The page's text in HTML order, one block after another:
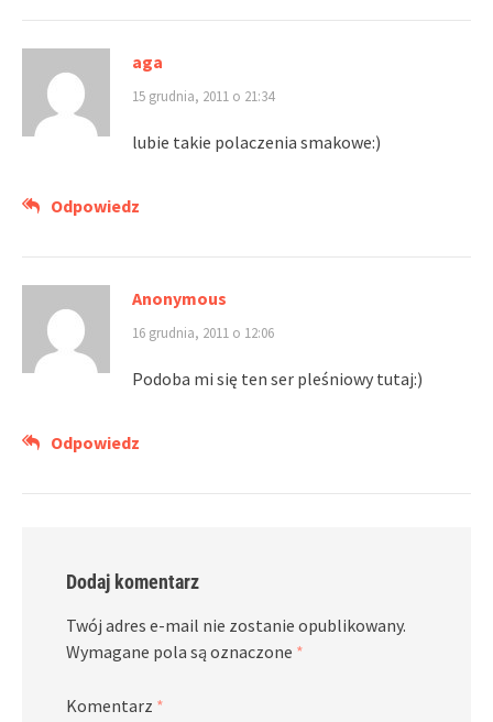
aga
15 grudnia, 2011 o 21:34
lubie takie polaczenia smakowe:)
Odpowiedz
Anonymous
16 grudnia, 2011 o 12:06
Podoba mi się ten ser pleśniowy tutaj:)
Odpowiedz
Dodaj komentarz
Twój adres e-mail nie zostanie opublikowany.
Wymagane pola są oznaczone *
Komentarz *